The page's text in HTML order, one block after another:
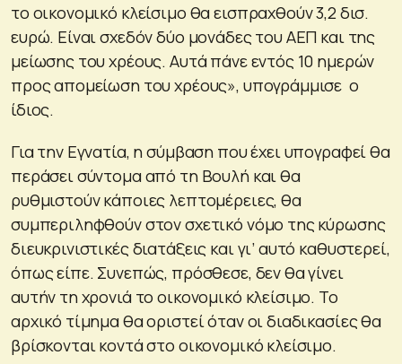
το οικονομικό κλείσιμο θα εισπραχθούν 3,2 δισ.
ευρώ. Είναι σχεδόν δύο μονάδες του ΑΕΠ και της
μείωσης του χρέους. Αυτά πάνε εντός 10 ημερών
προς απομείωση του χρέους», υπογράμμισε ο
ίδιος.
Για την Εγνατία, η σύμβαση που έχει υπογραφεί θα
περάσει σύντομα από τη Βουλή και θα
ρυθμιστούν κάποιες λεπτομέρειες, θα
συμπεριληφθούν στον σχετικό νόμο της κύρωσης
διευκρινιστικές διατάξεις και γι’ αυτό καθυστερεί,
όπως είπε. Συνεπώς, πρόσθεσε, δεν θα γίνει
αυτήν τη χρονιά το οικονομικό κλείσιμο. Το
αρχικό τίμημα θα οριστεί όταν οι διαδικασίες θα
βρίσκονται κοντά στο οικονομικό κλείσιμο.